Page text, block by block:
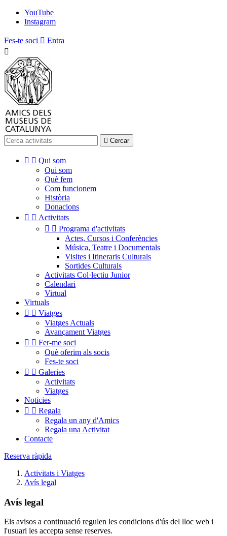
YouTube
Instagram
Fes-te soci  Entra

 Cercar
  Qui som
Qui som
Què fem
Com funcionem
Història
Donacions
  Activitats
  Programa d'activitats
Actes, Cursos i Conferències
Música, Teatre i Documentals
Visites i Itineraris Culturals
Sortides Culturals
Activitats Col·lectiu Junior
Calendari
Virtual
Virtuals
  Viatges
Viatges Actuals
Avançament Viatges
  Fer-me soci
Què oferim als socis
Fes-te soci
  Galeries
Activitats
Viatges
Noticies
  Regala
Regala un any d'Amics
Regala una Activitat
Contacte
Reserva ràpida
Activitats i Viatges
Avís legal
Avís legal
Els avisos a continuació regulen les condicions d'ús del lloc web i
l'usuari les accepta sense reserves.